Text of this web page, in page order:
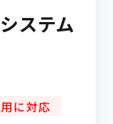
ステム
に対応